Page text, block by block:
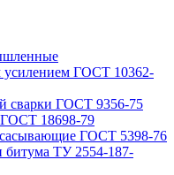
усилением ГОСТ 10362-
сварки ГОСТ 9356-75
18698-79
ГОСТ 5398-76
битума ТУ 2554-187-